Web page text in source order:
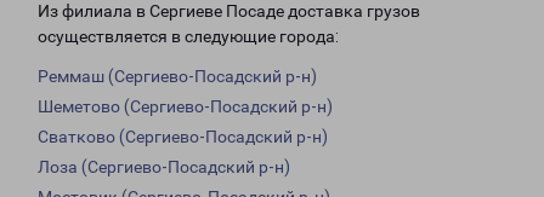
Из филиала в Сергиеве Посаде доставка грузов
осуществляется в следующие города:
Реммаш (Сергиево-Посадский р-н)
Шеметово (Сергиево-Посадский р-н)
Сватково (Сергиево-Посадский р-н)
Лоза (Сергиево-Посадский р-н)